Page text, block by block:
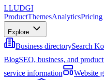
LLUDGI
ProductThemesAnalyticsPricing
Explore
Business directorySearch
BlogSEO, business, and
service information
Website